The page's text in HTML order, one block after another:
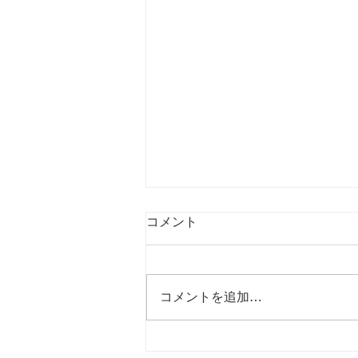
インドネシアトリップ
コメント
コメントを追加…